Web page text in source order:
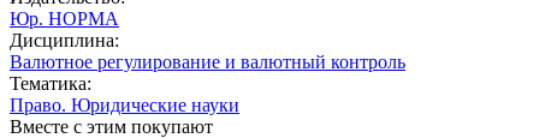
Юр. НОРМА
Дисциплина:
Валютное регулирование и валютный контроль
Тематика:
Право. Юридические науки
Вместе с этим покупают